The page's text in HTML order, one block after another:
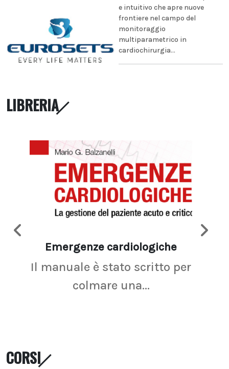
e intuitivo che apre nuove
frontiere nel campo del
monitoraggio
multiparametrico in
cardiochirurgia...
LIBRERIA
Emergenze cardiologiche
Il manuale è stato scritto per
colmare una...
CORSI